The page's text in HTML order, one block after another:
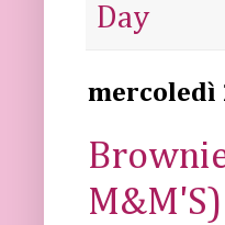
Day
mercoledì